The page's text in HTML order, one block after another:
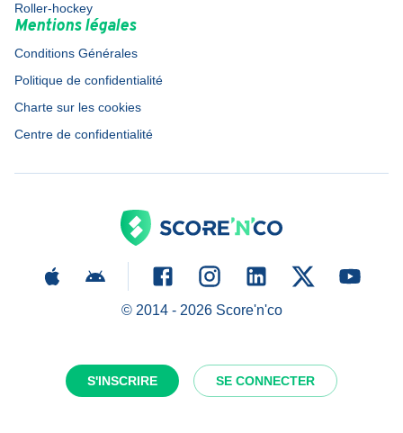
S'INSCRIRE SE CONNECTER
Roller-hockey
Mentions légales
Conditions Générales
Politique de confidentialité
Charte sur les cookies
Centre de confidentialité
© 2014 - 2026Score'n'co